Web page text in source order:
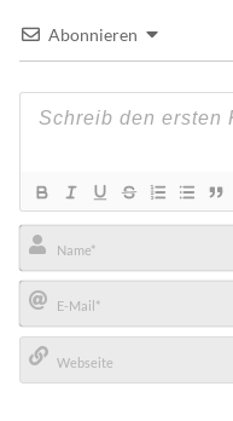
Abonnieren
Name*
E-
Mail*